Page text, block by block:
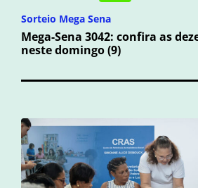
Sorteio Mega Sena
Mega-Sena 3042: confira as
neste domingo (9)